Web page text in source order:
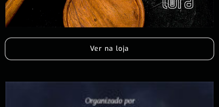
Ver na loja